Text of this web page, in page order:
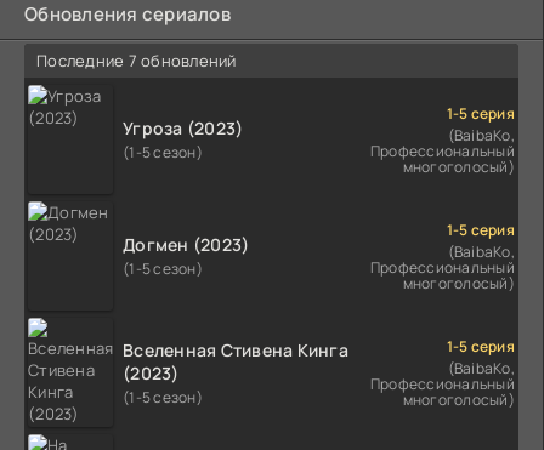
Обновления сериалов
Последние 7 обновлений
Угроза (2023)
(1-5 сезон)
1-5 серия
(BaibaKo,
Профессиональный
многоголосый)
Догмен (2023)
(1-5 сезон)
1-5 серия
(BaibaKo,
Профессиональный
многоголосый)
Вселенная Стивена Кинга
(2023)
(1-5 сезон)
1-5 серия
(BaibaKo,
Профессиональный
многоголосый)